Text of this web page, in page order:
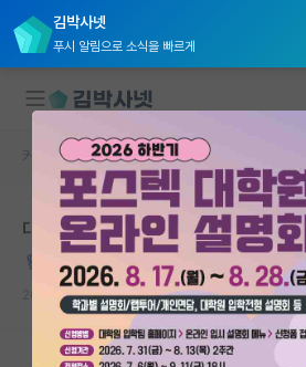
김박사넷
푸시 알림으로 소식을 빠르게
대학원생 모집
국내대학원 정보
연구실&오픈랩
커뮤니티
커뮤니티 홈
커뮤니티 홈 자유 게시판(아무개랩)
대학원 온게 잘못된 선택이었나 싶음
온화한 하인리히 헤르츠
2025.08.03 20 31372